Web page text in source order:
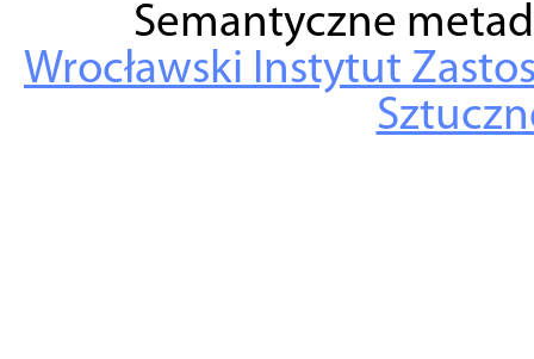
Semantyczne
Wrocławski Instytut